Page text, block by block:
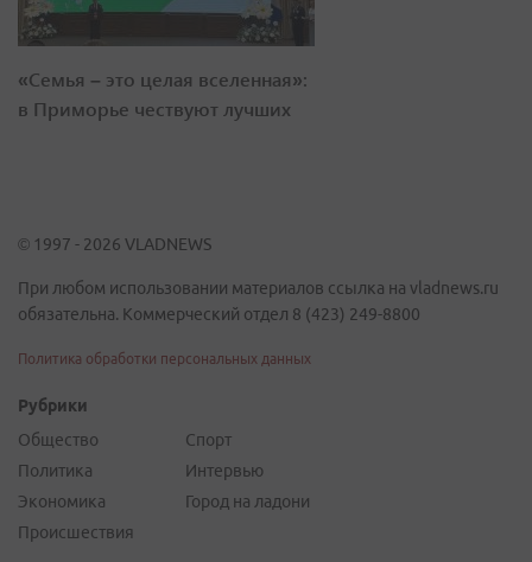
«Семья – это целая вселенная»:
в Приморье чествуют лучших
© 1997 - 2026 VLADNEWS
При любом использовании материалов ссылка на vladnews.ru
обязательна. Коммерческий отдел 8 (423) 249-8800
Политика обработки персональных данных
Рубрики
Общество
Политика
Экономика
Происшествия
Спорт
Интервью
Город на ладони